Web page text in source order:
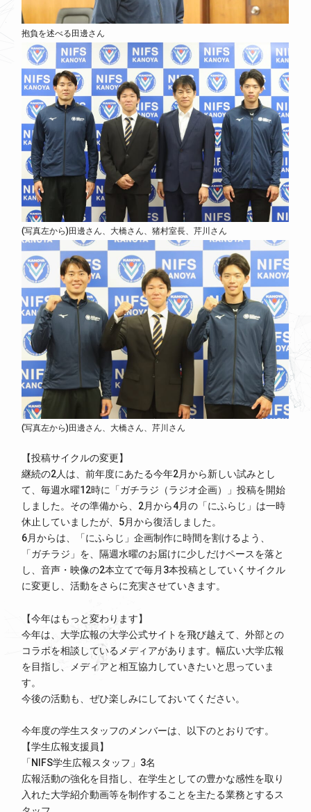
抱負を述べる田邊さん
(写真左から)田邊さん、大橋さん、猪村室長、芹川さん
(写真左から)田邊さん、大橋さん、芹川さん
【投稿サイクルの変更】
継続の2人は、前年度にあたる今年2月から新しい試みとし
て、毎週水曜12時に「ガチラジ（ラジオ企画）」投稿を開始
しました。その準備から、2月から4月の「にふらじ」は一時
休止していましたが、5月から復活しました。
6月からは、「にふらじ」企画制作に時間を割けるよう、
「ガチラジ」を、隔週水曜のお届けに少しだけペースを落と
し、音声・映像の2本立てで毎月3本投稿としていくサイクル
に変更し、活動をさらに充実させていきます。
【今年はもっと変わります】
今年は、大学広報の大学公式サイトを飛び越えて、外部との
コラボを相談しているメディアがあります。幅広い大学広報
を目指し、メディアと相互協力していきたいと思っていま
す。
今後の活動も、ぜひ楽しみにしておいてください。
今年度の学生スタッフのメンバーは、以下のとおりです。
【学生広報支援員】
「NIFS学生広報スタッフ」3名
広報活動の強化を目指し、在学生としての豊かな感性を取り
入れた大学紹介動画等を制作することを主たる業務とするス